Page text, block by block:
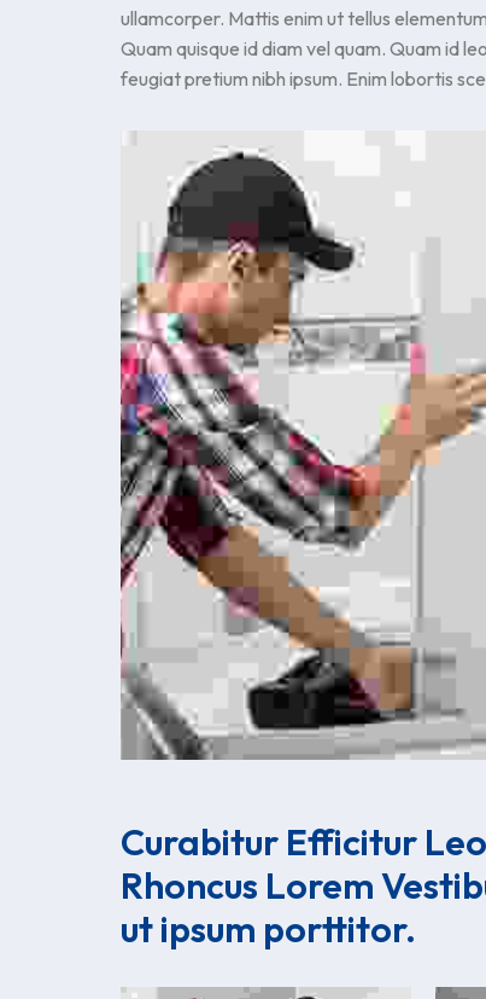
ullamcorper. Mattis enim ut tellus
Quam quisque id diam vel quam. Quam id
feugiat pretium nibh ipsum. Enim lobortis
Curabitur Efficitur
Rhoncus Lorem
ut ipsum porttitor.